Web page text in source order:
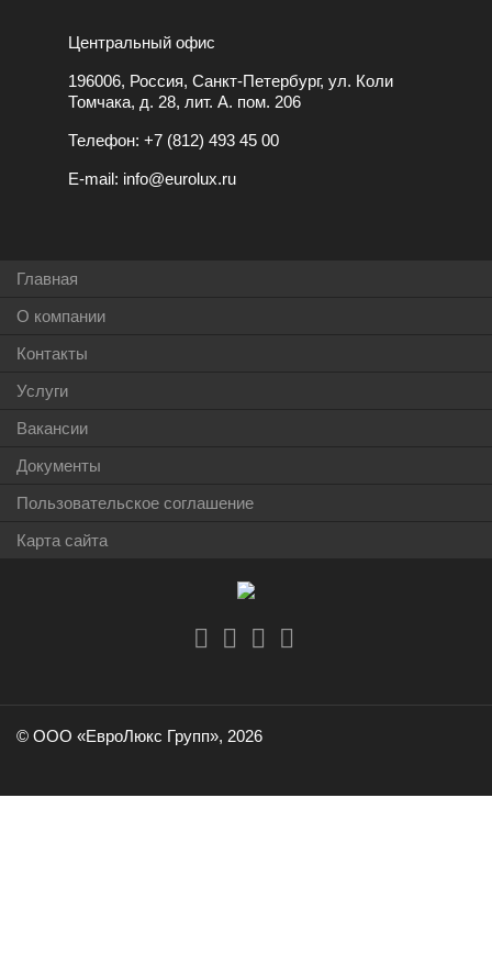
Центральный офис
196006, Россия, Санкт-Петербург, ул. Коли
Томчака, д. 28, лит. А. пом. 206
Телефон: +7 (812) 493 45 00
E-mail: info@eurolux.ru
Главная
О компании
Контакты
Услуги
Вакансии
Документы
Пользовательское соглашение
Карта сайта
© ООО «ЕвроЛюкс Групп», 2026